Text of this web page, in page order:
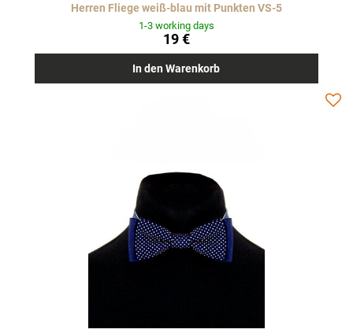
Herren Fliege weiß-blau mit Punkten VS-5
1-3 working days
19 €
In den Warenkorb